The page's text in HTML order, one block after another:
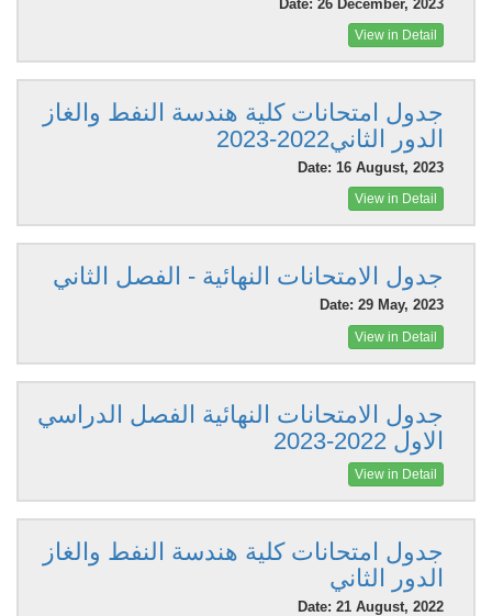
Date: 26 December, 2023
View in Detail
جدول امتحانات كلية هندسة النفط والغاز
الدور الثاني2022-2023
Date: 16 August, 2023
View in Detail
جدول الامتحانات النهائية - الفصل الثاني
Date: 29 May, 2023
View in Detail
جدول الامتحانات النهائية الفصل الدراسي
الاول 2022-2023
View in Detail
جدول امتحانات كلية هندسة النفط والغاز
الدور الثاني
Date: 21 August, 2022